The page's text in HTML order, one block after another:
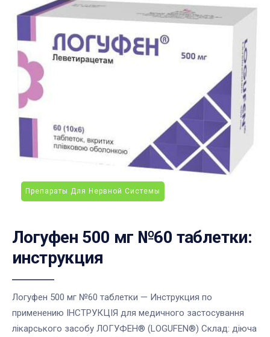
Препараты Для Нервной Системы
Логуфен 500 мг №60 таблетки:
инструкция
Логуфен 500 мг №60 таблетки — Инструкция по
применению ІНСТРУКЦІЯ для медичного застосування
лікарського засобу ЛОГУФЕН® (LOGUFEN®) Склад: діюча